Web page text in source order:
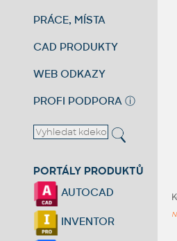
PRÁCE, MÍSTA
CAD PRODUKTY
WEB ODKAZY
PROFI PODPORA ⓘ
PORTÁLY PRODUKTŮ
AUTOCAD
INVENTOR